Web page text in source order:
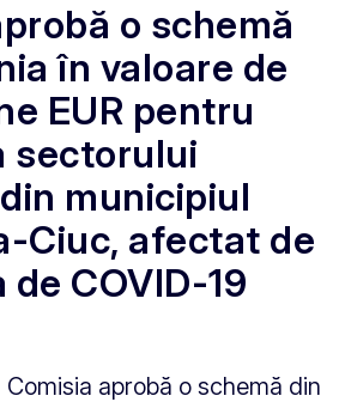
o schemă
în valoare de
EUR pentru
sectorului
municipiul
Ciuc, afectat de
COVID-19
aprobă o schemă din